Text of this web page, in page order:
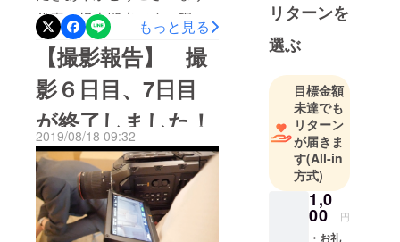
申し上げます。
https://youtu.be/3d0tbooo76
M ←クリックでページ
に飛べます。作品ペー
ジ ←クリックでページ
に飛べます。ぜひ、高評価
やSNSなどでシェア・拡散
にご協力いただければと思
います。Instagramでは、
代表の根本聖也です。現
在、９月４日に映像公開を
目標に進めておりました
が、本編最終編集に遅れが
出ているため、映像公開日
時を【２０１９年１１月６
日 午後６：００（日本時
間）】→【２０１９年１１
月１５日 午後５：００
もっと見る
【撮影報告】 撮
影６日目、7日目
が終了しました！
2019/08/18 09:32
ドローンを
像を撮って
（現在 映
像制作会社
と編集員契
約、ビデオ
グラ
ファー）
また、編集
や細かい撮
リターンを
選ぶ
目標金額
未達でも
リターン
が届きま
す(All-in
方式)
1,0
00 円
・お礼